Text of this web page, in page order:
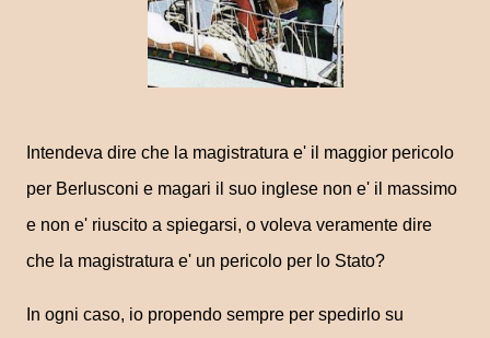
Intendeva dire che la magistratura e' il maggior pericolo
per Berlusconi e magari il suo inglese non e' il massimo
e non e' riuscito a spiegarsi, o voleva veramente dire
che la magistratura e' un pericolo per lo Stato?
In ogni caso, io propendo sempre per spedirlo su